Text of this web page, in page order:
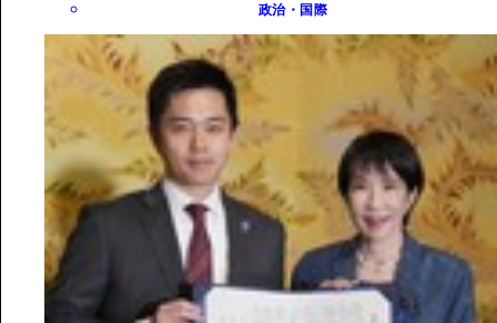
政治・国際